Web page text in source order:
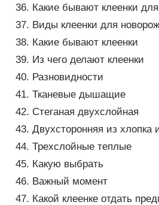
Какие бывают клеенки для
Виды клеенки для
Какие бывают клеенки
Из чего делают клеенки
Разновидности
Тканевые дышащие
Стеганая двухслойная
Двухсторонняя из хлопка
Трехслойные теплые
Какую выбрать
Важный момент
Какой клеенке отдать